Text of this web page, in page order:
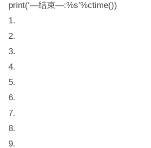
print(‘—结束—:%s’%ctime())
1.
2.
3.
4.
5.
6.
7.
8.
9.